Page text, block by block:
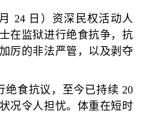
月 24 日）资深民权活动人
在监狱进行绝食抗争，抗
厉的非法严管，以及剥夺
绝食抗议，至今已持续 20
况令人担忧。体重在短时